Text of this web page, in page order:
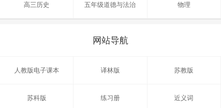
高三历史 五年级道德与法治 物理
网站导航
人教版电子课本 译林版 苏教版
苏科版 练习册 近义词